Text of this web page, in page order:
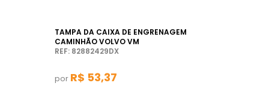
TAMPA DA CAIXA DE ENGRENAGEM
CAMINHÃO VOLVO VM
REF: 82882429DX
por R$ 53,37